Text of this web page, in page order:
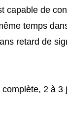
capable de
temps
retard de
2 à 3